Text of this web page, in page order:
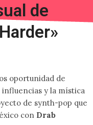
de
oportunidad de
influencias y la mística
de synth-pop que
con Drab